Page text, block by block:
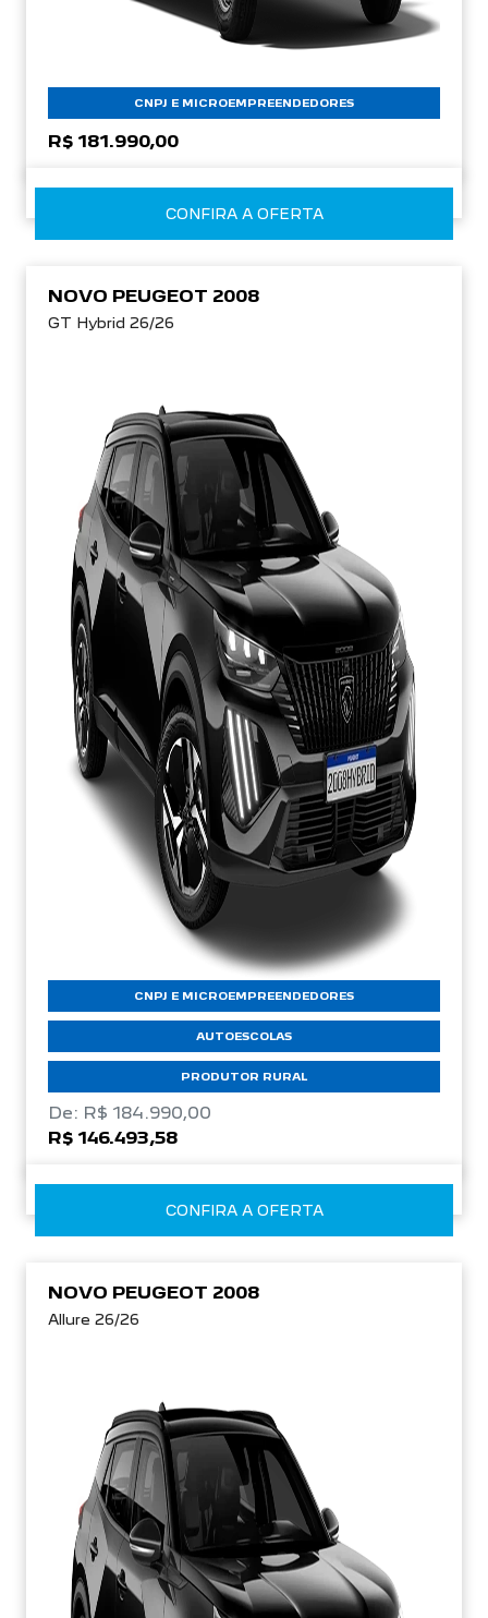
CNPJ E MICROEMPREENDEDORES
R$ 181.990,00
CONFIRA A OFERTA
NOVO PEUGEOT 2008
GT Hybrid 26/26
CNPJ E MICROEMPREENDEDORES
AUTOESCOLAS
PRODUTOR RURAL
De: R$ 184.990,00
R$ 146.493,58
CONFIRA A OFERTA
NOVO PEUGEOT 2008
Allure 26/26